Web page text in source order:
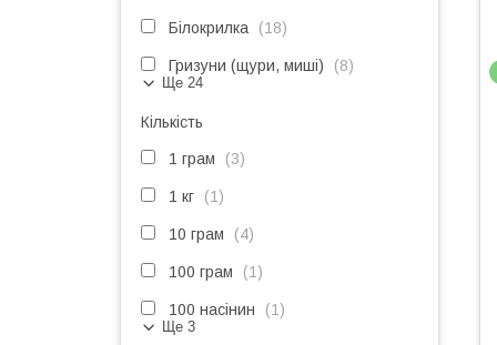
Білокрилка 18
Гризуни (щури, миші) 8
Ще 24
Кількість
1 грам 3
1 кг 1
10 грам 4
100 грам 1
100 насінин 1
Ще 3